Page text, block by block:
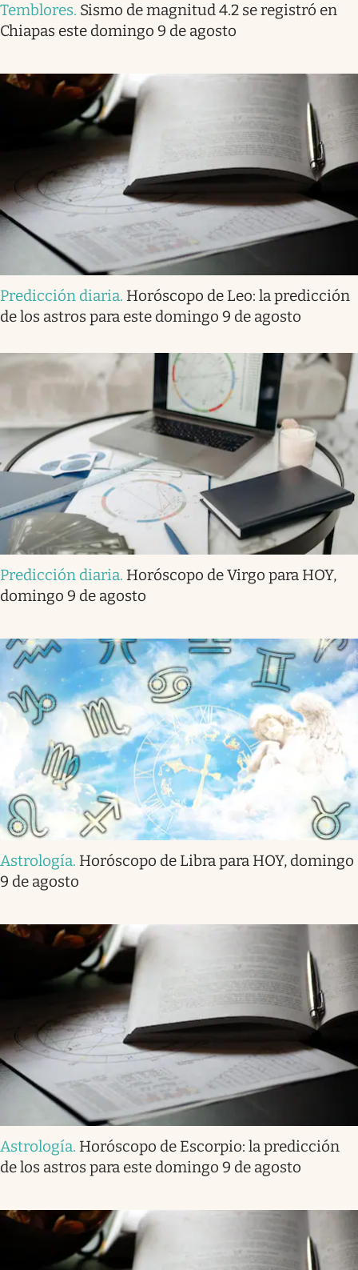
Temblores. Sismo de magnitud 4.2 se registró en
Chiapas este domingo 9 de agosto
Predicción diaria. Horóscopo de Leo: la predicción
de los astros para este domingo 9 de agosto
Predicción diaria. Horóscopo de Virgo para HOY,
domingo 9 de agosto
Astrología. Horóscopo de Libra para HOY, domingo
9 de agosto
Astrología. Horóscopo de Escorpio: la predicción
de los astros para este domingo 9 de agosto